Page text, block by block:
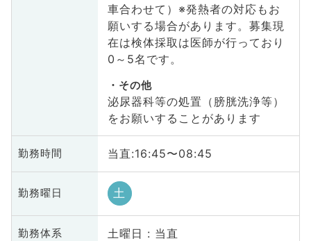
車合わせて）※発熱者の対応もお
願いする場合があります。募集現
在は検体採取は医師が行っており
0～5名です。
その他
泌尿器科等の処置（膀胱洗浄等）
をお願いすることがあります
勤務時間 当直:16:45〜08:45
勤務曜日 土
勤務体系 土曜日 : 当直